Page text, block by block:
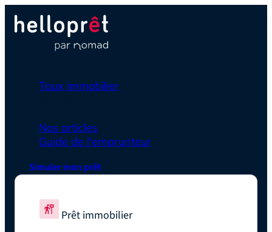
Taux immobilier
Nos articles
Guide de l'emprunteur
Simuler mon prêt
Prêt immobilier